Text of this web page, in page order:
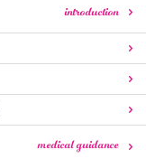
introduction
medical guidance